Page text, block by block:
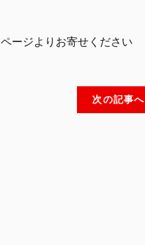
ページよりお寄せください
次の記事へ